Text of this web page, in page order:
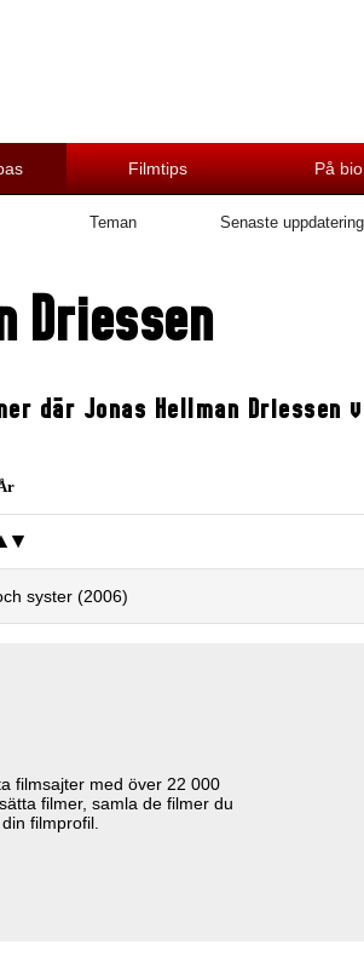
Filmtips På bio
Teman Senaste
Driessen
där Jonas Hellman Driessen
syster (2006)
filmsajter med över 22 000
filmer, samla de filmer du
filmprofil.